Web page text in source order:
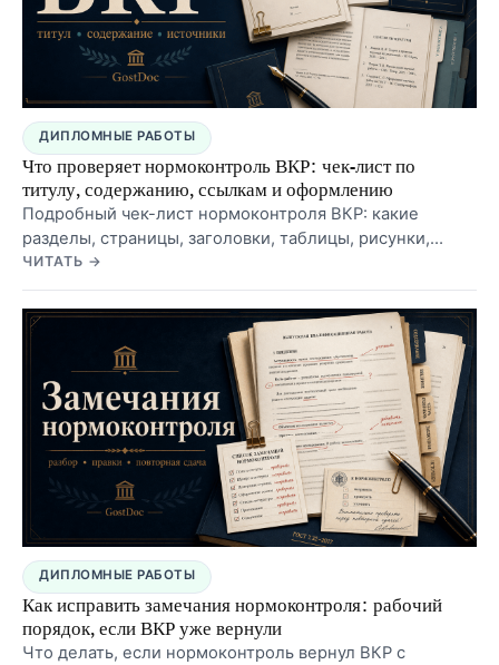
ДИПЛОМНЫЕ РАБОТЫ
Что проверяет нормоконтроль ВКР: чек-лист по
титулу, содержанию, ссылкам и оформлению
Подробный чек-лист нормоконтроля ВКР: какие
разделы, страницы, заголовки, таблицы, рисунки,
приложения, ссылки и источники обычно проверяют
перед допуском к защите.
ЧИТАТЬ →
ДИПЛОМНЫЕ РАБОТЫ
Как исправить замечания нормоконтроля: рабочий
порядок, если ВКР уже вернули
Что делать, если нормоконтроль вернул ВКР с